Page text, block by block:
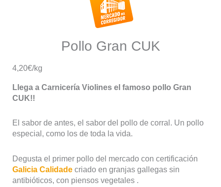
Pollo Gran CUK
4,20€/kg
Llega a Carnicería Violines el famoso pollo Gran
CUK!!
El sabor de antes, el sabor del pollo de corral. Un pollo
especial, como los de toda la vida.
Degusta el primer pollo del mercado con certificación
Galicia Calidade criado en granjas gallegas sin
antibióticos, con piensos vegetales .